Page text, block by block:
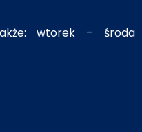
wtorek – środa